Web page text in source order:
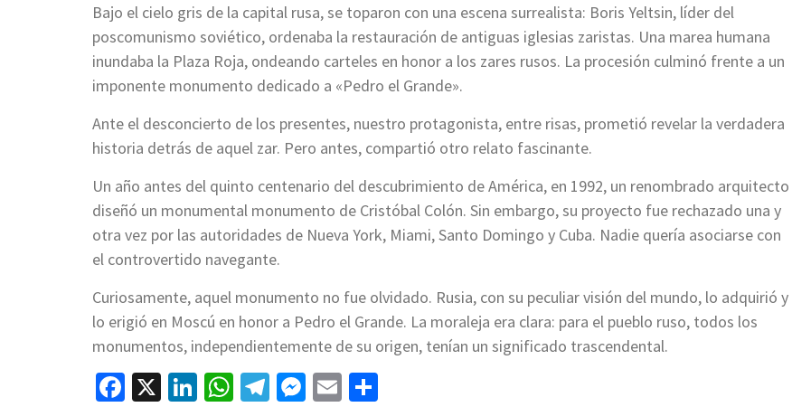
Bajo el cielo gris de la capital rusa, se toparon con una escena surrealista: Boris Yeltsin, líder del
poscomunismo soviético, ordenaba la restauración de antiguas iglesias zaristas. Una marea humana
inundaba la Plaza Roja, ondeando carteles en honor a los zares rusos. La procesión culminó frente a un
imponente monumento dedicado a «Pedro el Grande».
Ante el desconcierto de los presentes, nuestro protagonista, entre risas, prometió revelar la verdadera
historia detrás de aquel zar. Pero antes, compartió otro relato fascinante.
Un año antes del quinto centenario del descubrimiento de América, en 1992, un renombrado arquitecto
diseñó un monumental monumento de Cristóbal Colón. Sin embargo, su proyecto fue rechazado una y
otra vez por las autoridades de Nueva York, Miami, Santo Domingo y Cuba. Nadie quería asociarse con
el controvertido navegante.
Curiosamente, aquel monumento no fue olvidado. Rusia, con su peculiar visión del mundo, lo adquirió y
lo erigió en Moscú en honor a Pedro el Grande. La moraleja era clara: para el pueblo ruso, todos los
monumentos, independientemente de su origen, tenían un significado trascendental.
Facebook
X LinkedIn
WhatsApp
Telegram
Messenger
Email